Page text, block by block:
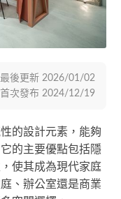
的設計元素，能夠
的主要優點包括隱
使其成為現代家庭
、辦公室還是商業
最後更新 2026/01/02
首次發布 2024/12/19